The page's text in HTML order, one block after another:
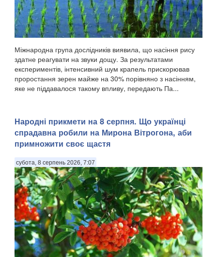
Міжнародна група дослідників виявила, що насіння рису
здатне реагувати на звуки дощу. За результатами
експериментів, інтенсивний шум крапель прискорював
проростання зерен майже на 30% порівняно з насінням,
яке не піддавалося такому впливу, передають Па...
Народні прикмети на 8 серпня. Що українці
спрадавна робили на Мирона Вітрогона, аби
примножити своє щастя
субота, 8 серпень 2026, 7:07